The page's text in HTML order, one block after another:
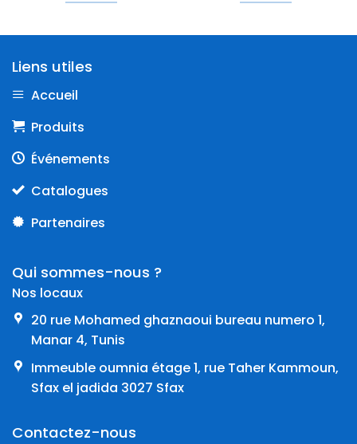
Liens utiles
Accueil
Produits
Événements
Catalogues
Partenaires
Qui sommes-nous ?
Nos locaux
20 rue Mohamed ghaznaoui bureau numero 1,
Manar 4, Tunis
Immeuble oumnia étage 1, rue Taher Kammoun,
Sfax el jadida 3027 Sfax
Contactez-nous